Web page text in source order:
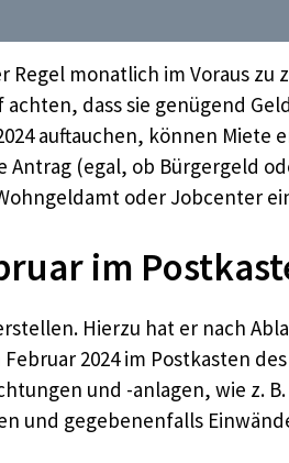
monatlich im Voraus
dass sie genügend
auftauchen, können Miete
(egal, ob Bürgergeld
oder Jobcenter
im
Hierzu hat er nach
Februar 2024 im Postkasten
und -anlagen, wie z.
und gegebenenfalls